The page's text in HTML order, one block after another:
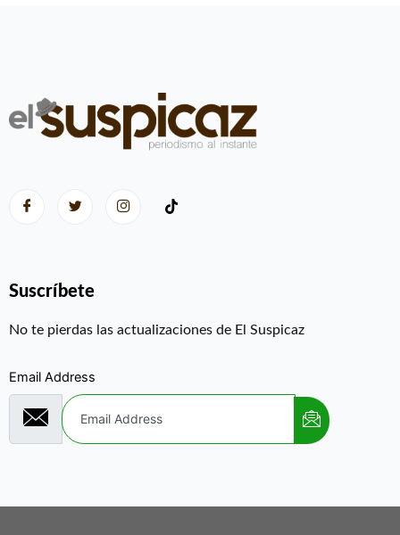
Suscríbete
No te pierdas las actualizaciones de El Suspicaz
Email Address